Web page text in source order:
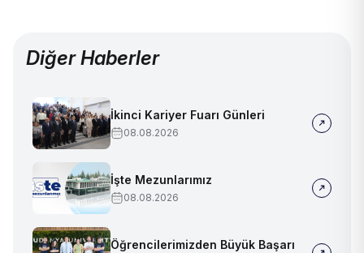
Diğer Haberler
İkinci Kariyer Fuarı Günleri
08.08.2026
İşte Mezunlarımız
08.08.2026
Öğrencilerimizden Büyük Başarı